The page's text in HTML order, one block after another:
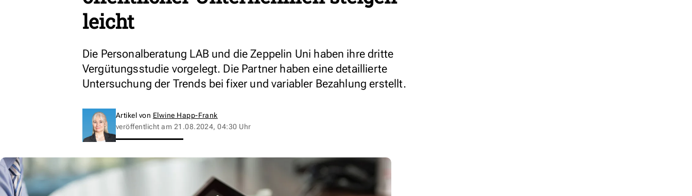
leicht
Die Personalberatung LAB und die Zeppelin Uni haben ihre dritte
Vergütungsstudie vorgelegt. Die Partner haben eine detaillierte
Untersuchung der Trends bei fixer und variabler Bezahlung erstellt.
Artikel von Elwine Happ-Frank
veröffentlicht am 21.08.2024, 04:30 Uhr